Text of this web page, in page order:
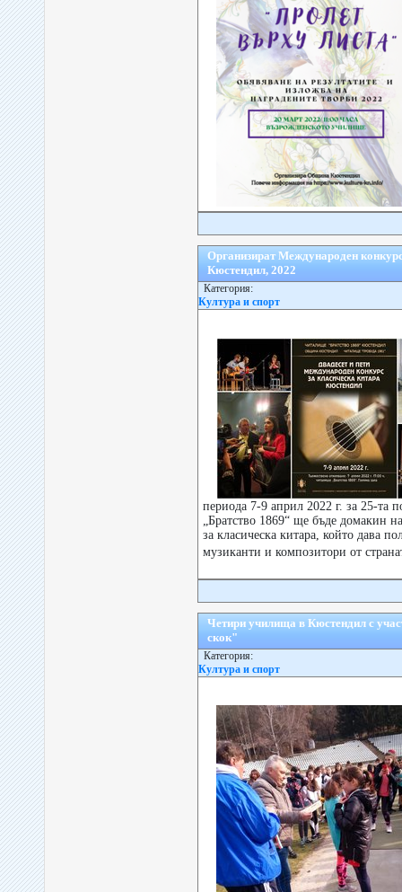
Организират Международен
Кюстендил, 2022
Категория:
Култура и спорт
периода 7-9 април 2022 г. за 25-та
„Братство 1869“ ще бъде домакин
за класическа китара, който дава
музиканти и композитори от
Четири училища в Кюстендил с
скок"
Категория:
Култура и спорт